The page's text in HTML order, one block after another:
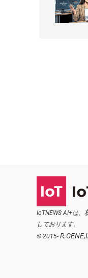
IoTNEWS AI+は、
しております。
© 2015-